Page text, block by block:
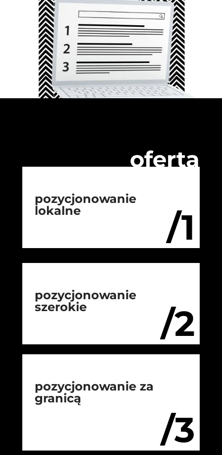
oferta
/1
pozycjonowanie
lokalne
/2
pozycjonowanie
szerokie
/3
pozycjonowanie za
granicą